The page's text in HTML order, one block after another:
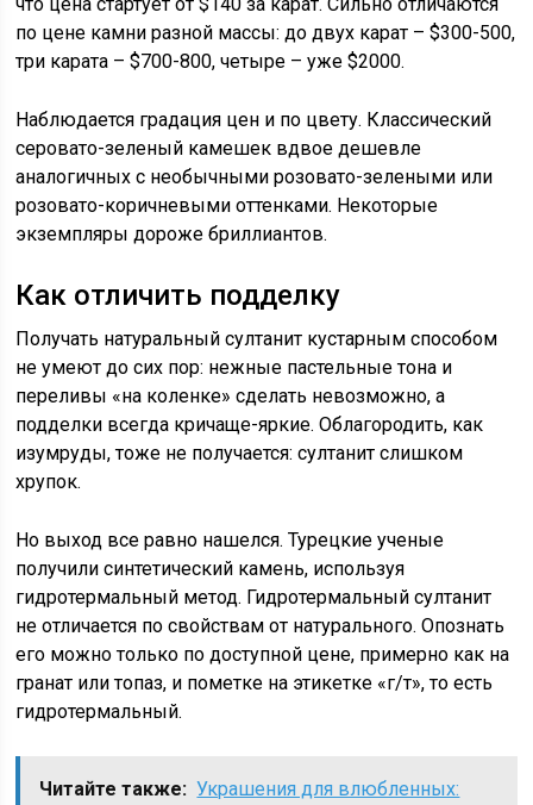
по цене камни разной массы: до двух карат – $300-500,
три карата – $700-800, четыре – уже $2000.
Наблюдается градация цен и по цвету. Классический
серовато-зеленый камешек вдвое дешевле
аналогичных с необычными розовато-зелеными или
розовато-коричневыми оттенками. Некоторые
экземпляры дороже бриллиантов.
Как отличить подделку
Получать натуральный султанит кустарным способом
не умеют до сих пор: нежные пастельные тона и
переливы «на коленке» сделать невозможно, а
подделки всегда кричаще-яркие. Облагородить, как
изумруды, тоже не получается: султанит слишком
хрупок.
Но выход все равно нашелся. Турецкие ученые
получили синтетический камень, используя
гидротермальный метод. Гидротермальный султанит
не отличается по свойствам от натурального. Опознать
его можно только по доступной цене, примерно как на
гранат или топаз, и пометке на этикетке «г/т», то есть
гидротермальный.
Читайте также: Украшения для влюбленных: